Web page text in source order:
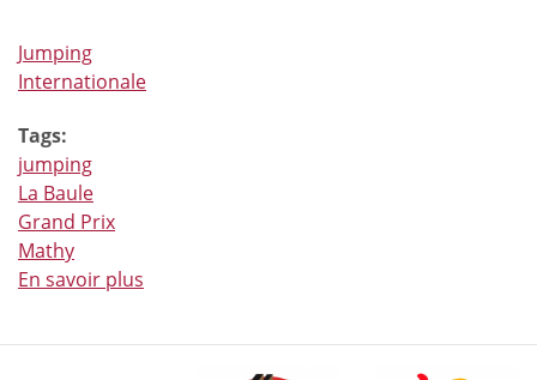
Jumping
Internationale
Tags:
jumping
La Baule
Grand Prix
Mathy
En savoir plus